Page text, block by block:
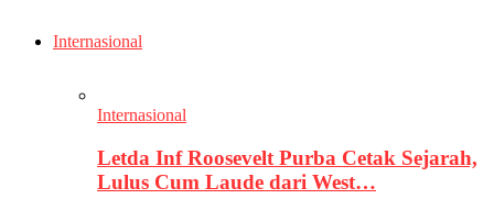
Internasional
Internasional
Letda Inf Roosevelt Purba Cetak Sejarah,
Lulus Cum Laude dari West…